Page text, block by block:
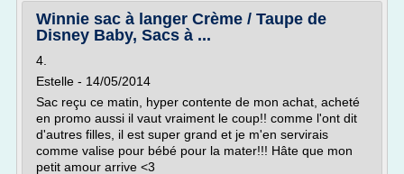
Winnie sac à langer Crème / Taupe de
Disney Baby, Sacs à ...
4.
Estelle - 14/05/2014
Sac reçu ce matin, hyper contente de mon achat, acheté
en promo aussi il vaut vraiment le coup!! comme l'ont dit
d'autres filles, il est super grand et je m'en servirais
comme valise pour bébé pour la mater!!! Hâte que mon
petit amour arrive <3